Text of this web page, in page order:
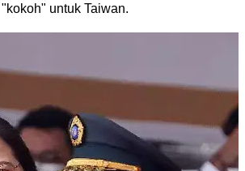
untuk Taiwan.